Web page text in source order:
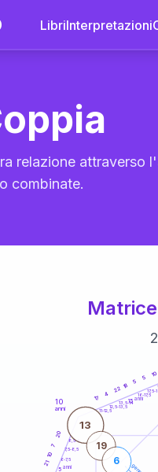
LibriInterpretazioni
relazione attraverso
combinate.
10
anni
6-7,5
7,5-8,5
8,5-9
11-12,5
12,5-13,5
13,5-14
16-17,5
17,5-
21
10
7
20
17
4
2218 5
5
10
13
19
6
5 anni
15 anni